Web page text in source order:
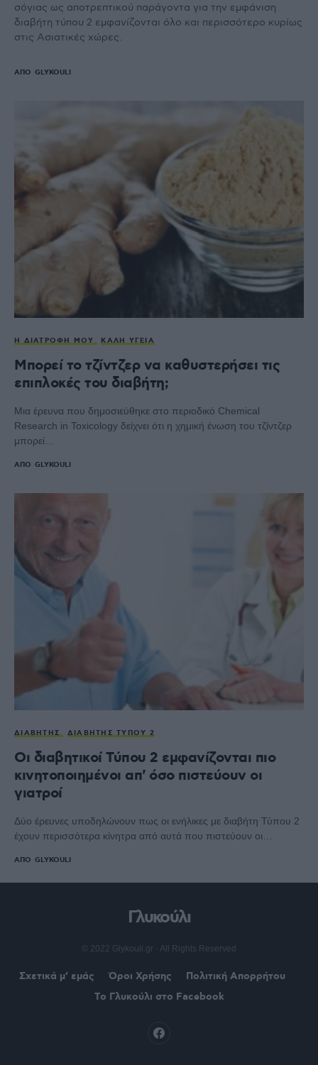
σόγιας ως αποτρεπτικού παράγοντα για την εμφάνιση
διαβήτη τύπου 2 εμφανίζονται όλο και περισσότερο κυρίως
στις Ασιατικές χώρες.
ΑΠΌ GLYKOULI
Η ΔΙΑΤΡΟΦΉ ΜΟΥ ΚΑΛΉ ΥΓΕΊΑ
Μπορεί το τζίντζερ να καθυστερήσει τις
επιπλοκές του διαβήτη;
Μια έρευνα που δημοσιεύθηκε στο περιοδικό Chemical
Research in Toxicology δείχνει ότι η χημική ένωση του τζίντζερ
μπορεί…
ΑΠΌ GLYKOULI
ΔΙΑΒΉΤΗΣ ΔΙΑΒΉΤΗΣ ΤΎΠΟΥ 2
Οι διαβητικοί Τύπου 2 εμφανίζονται πιο
κινητοποιημένοι απ' όσο πιστεύουν οι
γιατροί
Δύο έρευνες υποδηλώνουν πως οι ενήλικες με διαβήτη Τύπου 2
έχουν περισσότερα κίνητρα από αυτά που πιστεύουν οι…
ΑΠΌ GLYKOULI
Γλυκούλι
© 2022 Glykouli.gr · All Rights Reserved
Σχετικά μ’ εμάς Όροι Χρήσης
Πολιτική Απορρήτου
Το Γλυκούλι στο Facebook